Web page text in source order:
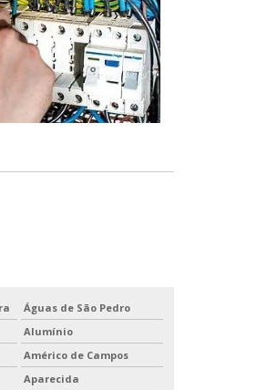
Águas de São Pedro
Alumínio
Américo de Campos
Aparecida